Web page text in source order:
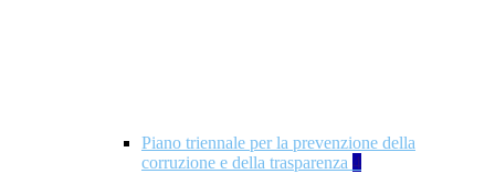
Piano triennale per la prevenzione della
corruzione e della trasparenza 4